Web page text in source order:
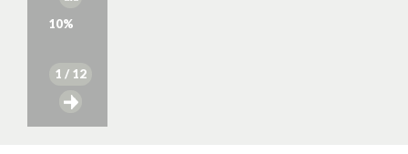
10%
1 / 12